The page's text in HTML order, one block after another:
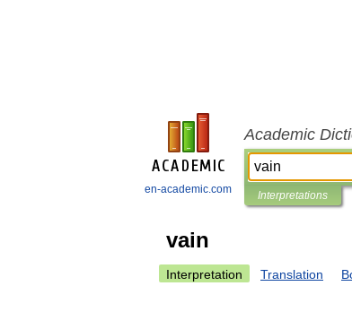
en-academic.com
Academic
Interpretations
vain
Interpretation Translation